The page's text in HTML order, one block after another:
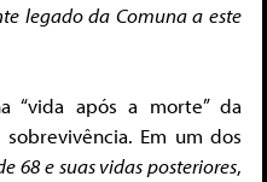
legado da Comuna a este
“vida após a morte” da
Em um dos
68 e suas vidas posteriores,